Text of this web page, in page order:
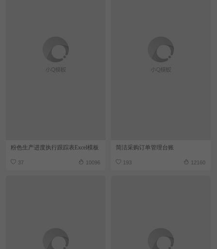
粉色生产进度执行跟踪表Excel模板
37 10096
简洁采购订单管理台账
193 12160